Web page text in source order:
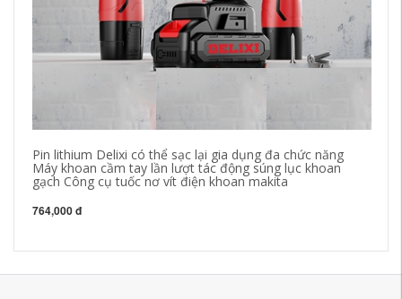
Pin lithium Delixi có thể sạc lại gia dụng đa chức năng
Máy khoan cầm tay lần lượt tác động súng lục khoan
gạch Công cụ tuốc nơ vít điện khoan makita
764,000 đ